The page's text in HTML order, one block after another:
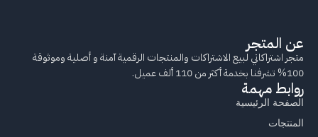
عن المتجر
متجر اشتراكاتي لبيع الاشتراكات والمنتجات الرقمية آمنة و أصلية وموثوقة
100% تشرفنا بخدمة أكثر من 110 ألف عميل.
روابط مهمة
الصفحة الرئيسية
المنتجات